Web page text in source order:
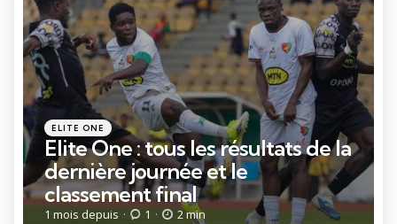
Catégories
Posté
dans
ELITE ONE
Elite One : tous les résultats de la
dernière journée et le
classement final
1 mois depuis 1 2 min